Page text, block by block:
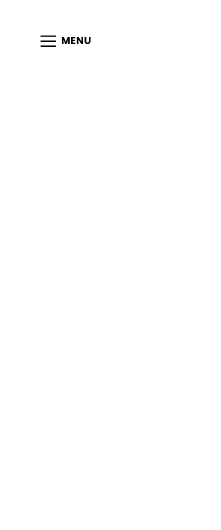
MENU